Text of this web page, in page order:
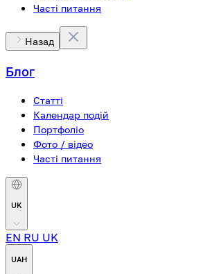
Часті питання
Назад
Блог
Статті
Календар подій
Портфоліо
Фото / відео
Часті питання
UK
EN RU UK
UAH